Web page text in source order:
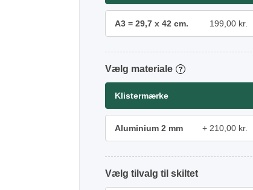
A3 = 29,7 x 42 cm. 199,00 kr.
materiale ?
Klistermærke
Aluminium 2 mm 210,00 kr.
tilvalg